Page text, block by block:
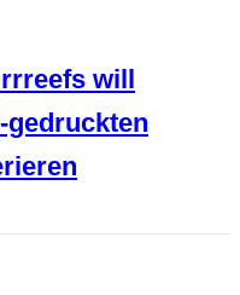
will